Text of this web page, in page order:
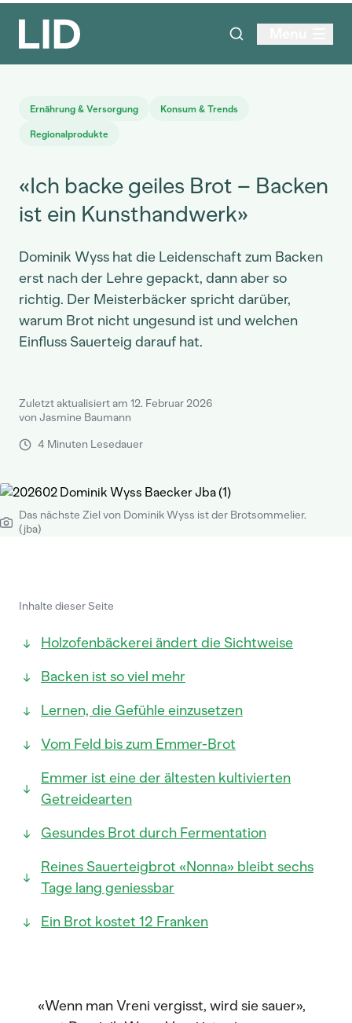
Ernährung & Versorgung Konsum & Trends
Regionalprodukte
«Ich backe geiles Brot – Backen
ist ein Kunsthandwerk»
Dominik Wyss hat die Leidenschaft zum Backen
erst nach der Lehre gepackt, dann aber so
richtig. Der Meisterbäcker spricht darüber,
warum Brot nicht ungesund ist und welchen
Einfluss Sauerteig darauf hat.
Zuletzt aktualisiert am 12. Februar 2026
von Jasmine Baumann
4 Minuten Lesedauer
Das nächste Ziel von Dominik Wyss ist der Brotsommelier.
(jba)
Inhalte dieser Seite
Holzofenbäckerei ändert die Sichtweise
Backen ist so viel mehr
Lernen, die Gefühle einzusetzen
Vom Feld bis zum Emmer-Brot
Emmer ist eine der ältesten kultivierten
Getreidearten
Gesundes Brot durch Fermentation
Reines Sauerteigbrot «Nonna» bleibt sechs
Tage lang geniessbar
Ein Brot kostet 12 Franken
«Wenn man Vreni vergisst, wird sie sauer»,